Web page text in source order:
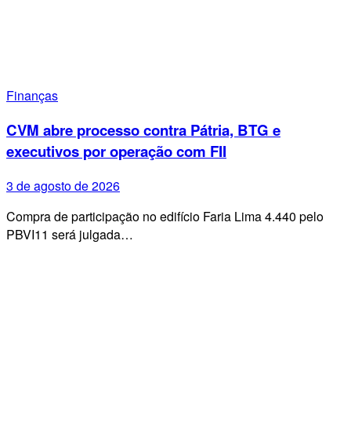
Finanças
CVM abre processo contra Pátria, BTG e
executivos por operação com FII
3 de agosto de 2026
Compra de participação no edifício Faria Lima 4.440 pelo
PBVI11 será julgada…